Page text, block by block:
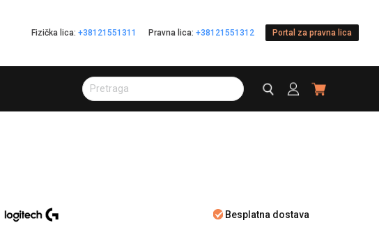
Fizička lica: +38121551311 Pravna lica: +38121551312 Portal za pravna lica
Besplatna dostava